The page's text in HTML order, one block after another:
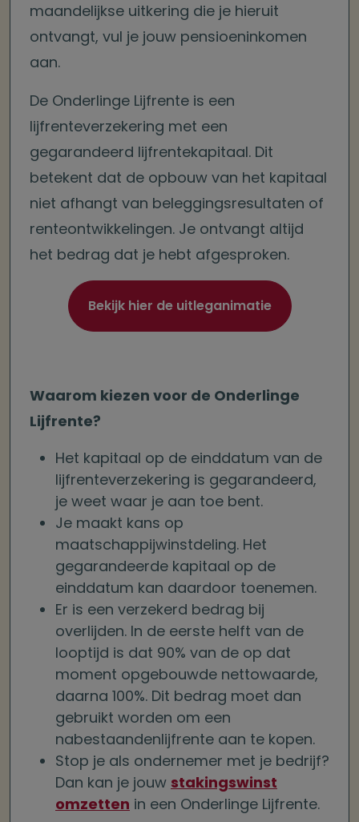
maandelijkse uitkering die je hieruit
ontvangt, vul je jouw pensioeninkomen
aan.
De Onderlinge Lijfrente is een
lijfrenteverzekering met een
gegarandeerd lijfrentekapitaal. Dit
betekent dat de opbouw van het kapitaal
niet afhangt van beleggingsresultaten of
renteontwikkelingen. Je ontvangt altijd
het bedrag dat je hebt afgesproken.
Bekijk hier de uitleganimatie
Waarom kiezen voor de Onderlinge
Lijfrente?
Het kapitaal op de einddatum van de
lijfrenteverzekering is gegarandeerd,
je weet waar je aan toe bent.
Je maakt kans op
maatschappijwinstdeling. Het
gegarandeerde kapitaal op de
einddatum kan daardoor toenemen.
Er is een verzekerd bedrag bij
overlijden. In de eerste helft van de
looptijd is dat 90% van de op dat
moment opgebouwde nettowaarde,
daarna 100%. Dit bedrag moet dan
gebruikt worden om een
nabestaandenlijfrente aan te kopen.
Stop je als ondernemer met je bedrijf?
Dan kan je jouw stakingswinst
omzetten in een Onderlinge Lijfrente.